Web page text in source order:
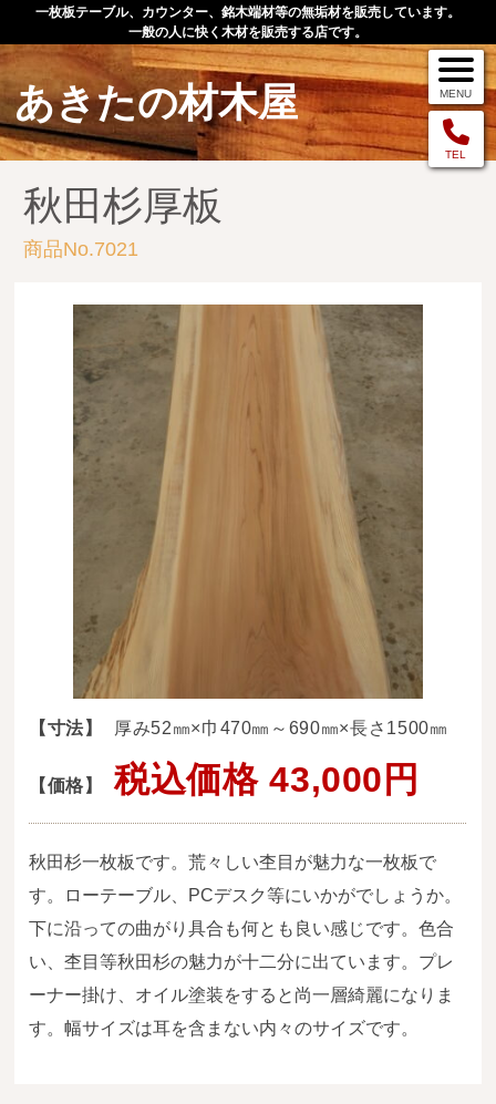
一枚板テーブル、カウンター、銘木端材等の無垢材を販売しています。
一般の人に快く木材を販売する店です。
あきたの材木屋
TEL
MENU
メニュー
TOP
作品例
手作りオーダー家具
店舗案内
お問い合わせ
お客様の声
お買い物の流れ
送料・お支払い方法について
ご注文前の注意点
Attention
before ordering
一枚板を直販できる店
オイル塗装の
メンテナンスについて
オーダー加工について
当店の考え方
広葉樹一枚板
秋田杉厚板
商品No.7021
【寸法】 厚み52㎜×巾470㎜～690㎜×長さ1500㎜
【価格】 税込価格 43,000円
秋田杉一枚板です。荒々しい杢目が魅力な一枚板で
す。ローテーブル、PCデスク等にいかがでしょうか。
下に沿っての曲がり具合も何とも良い感じです。色合
い、杢目等秋田杉の魅力が十二分に出ています。プレ
ーナー掛け、オイル塗装をすると尚一層綺麗になりま
す。幅サイズは耳を含まない内々のサイズです。